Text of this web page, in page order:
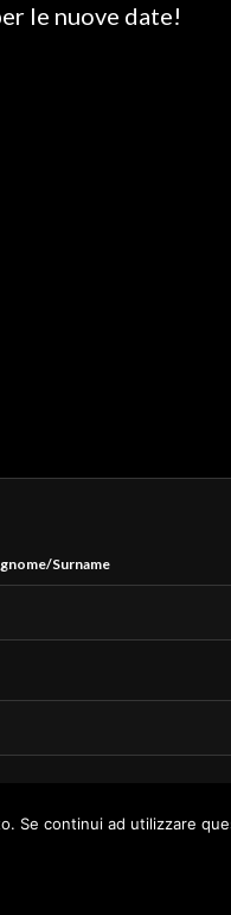
le nuove date!
Surname
Se continui ad utilizzare